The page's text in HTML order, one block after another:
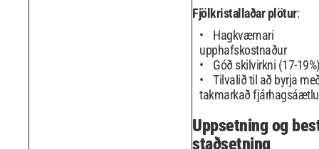
Fjölkristallaðar plötur:
Hagkvæmari
upphafskostnaður
Góð skilvirkni (17-
Tilvalið til að byrja
takmarkað
Uppsetning og
staðsetning